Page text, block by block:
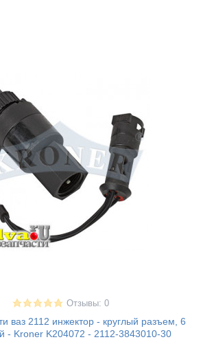
Отзывы: 0
ваз 2112 инжектор - круглый разъем, 6
- Kroner K204072 - 2112-3843010-30